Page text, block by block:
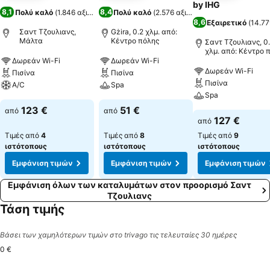
8,1 Πολύ καλό (1.846 αξιολογήσεις)
Σαντ Τζουλιανς,
Μάλτα
Δωρεάν Wi-Fi
Πισίνα
A/C
από 123 €
Τιμές από 4
ιστότοπους
Εμφάνιση τιμών
8,4 Πολύ καλό (2.576 αξιολογήσεις
Gżira, 0.2 χλμ. από:
Κέντρο πόλης
Δωρεάν Wi-Fi
Πισίνα
Spa
από 51 €
Τιμές από 8
ιστότοπους
Εμφάνιση τιμών
by IHG
8,6Εξαιρετικό (
Σαντ Τζουλιανς,
χλμ. από: Κέντρο
Δωρεάν Wi-Fi
Πισίνα
Spa
από 127 €
Τιμές από 9
ιστότοπους
Εμφάνιση τιμών
Εμφάνιση όλων των καταλυμάτων στον προορισμό Σαντ
Τζουλιανς
Τάση τιμής
Βάσει των χαμηλότερων τιμών στο trivago τις τελευταίες 30 ημέρες
0 €